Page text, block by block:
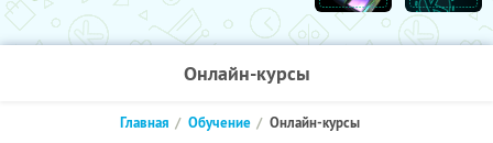
Онлайн-курсы
Главная Обучение Онлайн-курсы